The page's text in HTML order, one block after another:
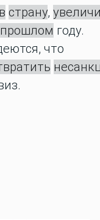
в страну,
прошлом году.
что